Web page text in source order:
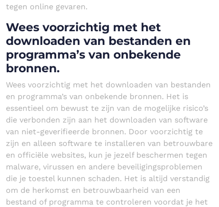
tegen online gevaren.
Wees voorzichtig met het
downloaden van bestanden en
programma’s van onbekende
bronnen.
Wees voorzichtig met het downloaden van bestanden
en programma’s van onbekende bronnen. Het is
essentieel om bewust te zijn van de mogelijke risico’s
die verbonden zijn aan het downloaden van software
van niet-geverifieerde bronnen. Door voorzichtig te
zijn en alleen software te installeren van betrouwbare
en officiële websites, kun je jezelf beschermen tegen
malware, virussen en andere beveiligingsproblemen
die je toestel kunnen schaden. Het is altijd verstandig
om de herkomst en betrouwbaarheid van een
bestand of programma te controleren voordat je het